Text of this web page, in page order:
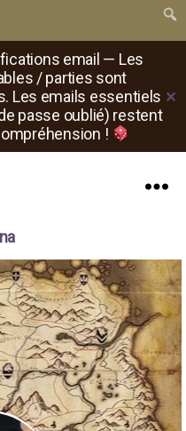
email — Les
/ parties sont
Les emails essentiels
passe oublié) restent
!
✕